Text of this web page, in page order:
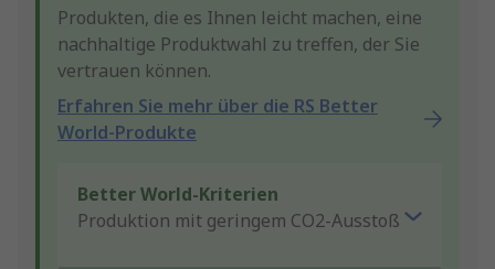
Produkten, die es Ihnen leicht machen, eine
nachhaltige Produktwahl zu treffen, der Sie
vertrauen können.
Erfahren Sie mehr über die RS Better
World-Produkte
Better World-Kriterien
Produktion mit geringem CO2-Ausstoß